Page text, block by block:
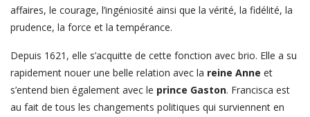
affaires, le courage, l’ingéniosité ainsi que la vérité, la fidélité, la
prudence, la force et la tempérance.
Depuis 1621, elle s’acquitte de cette fonction avec brio. Elle a su
rapidement nouer une belle relation avec la reine Anne et
s’entend bien également avec le prince Gaston. Francisca est
au fait de tous les changements politiques qui surviennent en